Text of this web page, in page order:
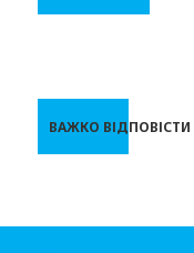
ВАЖКО ВІДПОВІСТИ